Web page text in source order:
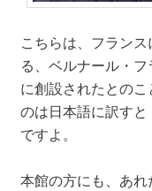
こちらは、フラン
る、ベルナール・
に創設されたとの
のは日本語に訳す
ですよ。
本館の方にも、あ